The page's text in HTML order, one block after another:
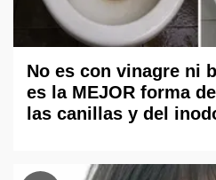
No es con vinagre ni
es la MEJOR forma
las canillas y del